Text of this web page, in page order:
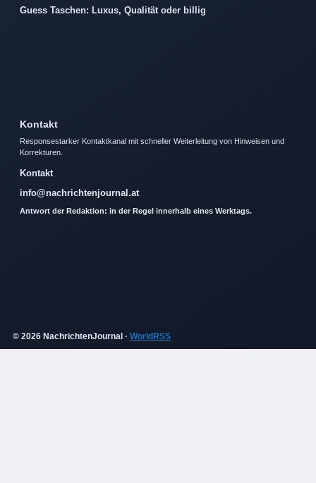
Guess Taschen: Luxus, Qualität oder billig
Kontakt
Responsestarker Kontaktkanal mit schneller Weiterleitung von Hinweisen und
Korrekturen.
Kontakt
info@nachrichtenjournal.at
Antwort der Redaktion: in der Regel innerhalb eines Werktags.
© 2026 NachrichtenJournal · WorldRSS